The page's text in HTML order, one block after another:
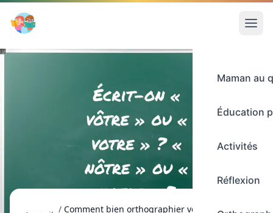
Maman au
Éducation
Activités
Réflexion
/ Comment bien orthographier vôtre/votre et